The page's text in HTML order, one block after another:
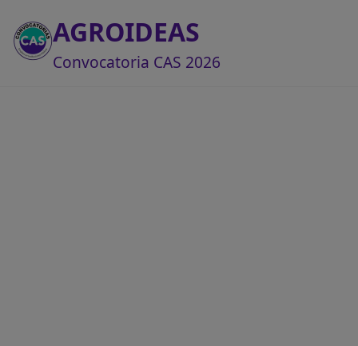
AGROIDEAS
Convocatoria CAS 2026